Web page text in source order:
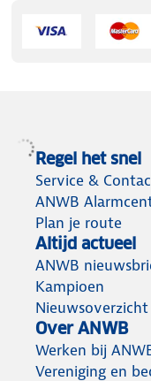
Regel het snel
Service &
ANWB
Plan je route
Altijd actueel
ANWB
Kampioen
Nieuwsoverzicht
Over ANWB
Werken bij
Vereniging en